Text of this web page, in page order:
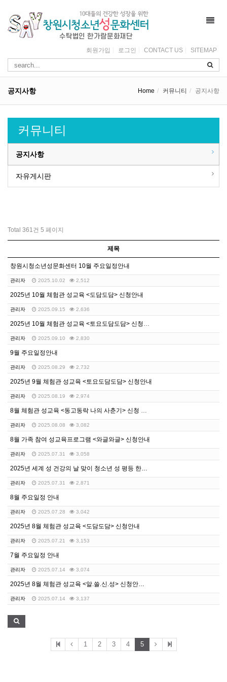
회원가입 로그인 CONTACT US SITEMAP
공지사항 Home 커뮤니티 공지사항
커뮤니티
공지사항
자유게시판
Total 361건 5 페이지
제목
창원시청소년성문화센터 10월 주요일정안내
관리자 2025.10.02 2,512
2025년 10월 체험관 성교육 <도담도담> 신청안내
관리자 2025.09.15 2,636
2025년 10월 체험관 성교육 <토요도담도담> 신청안…
관리자 2025.09.10 2,830
9월 주요일정안내
관리자 2025.08.29 2,732
2025년 9월 체험관 성교육 <토요도담도담> 신청안내
관리자 2025.08.19 2,974
8월 체험관 성교육 <동고동락 나의 사춘기> 신청 안내
관리자 2025.08.08 3,082
8월 가족 참여 성교육프로그램 <와글와글> 신청안내
관리자 2025.07.31 3,058
2025년 세계 성 건강의 날 맞이 청소년 성 평등 한…
관리자 2025.07.31 2,871
8월 주요일정 안내
관리자 2025.07.28 3,042
2025년 8월 체험관 성교육 <도담도담> 신청안내
관리자 2025.07.21 3,153
7월 주요일정 안내
관리자 2025.07.14 3,074
2025년 8월 체험관 성교육 <알.쓸.신.성> 신청안…
관리자 2025.07.14 3,137
1 2 3 4 5